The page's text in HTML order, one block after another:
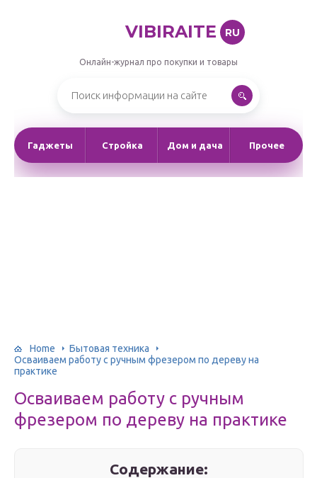
VIBIRAITE RU
Онлайн-журнал про покупки и товары
Гаджеты Стройка Дом и дача Прочее
Home
Бытовая техника
Осваиваем работу с ручным фрезером по дереву на
практике
Осваиваем работу с ручным
фрезером по дереву на практике
Содержание: